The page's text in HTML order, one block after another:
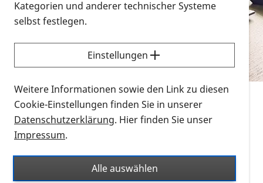
Alle Infomaterialien in verschiedenen
Formaten an einem Ort
Sie möchten wissen, wie Sie nach Infonmaterial
suchen und dieses bestellen bzw. herunterladen
können? Schauen Sie sich dieErklärvideos zum
Thema Infomaterial auf der PRO RETINA-Website
für blinde und sehbehinderte Menschen an.
Auf dieser Seite finden Sie sämtliches Infomaterial
Ort. Nutzen Sie den Formatfilter, um ausschließlich
nach Flyern und Broschüren, Audios oder Videos zu
Kategorien und anderer technischer Systeme
selbst festlegen.
Einstellungen
Weitere Informationen sowie den Link zu diesen
Cookie-Einstellungen finden Sie in unserer
Datenschutzerklärung. Hier finden Sie unser
Impressum.
Alle auswählen